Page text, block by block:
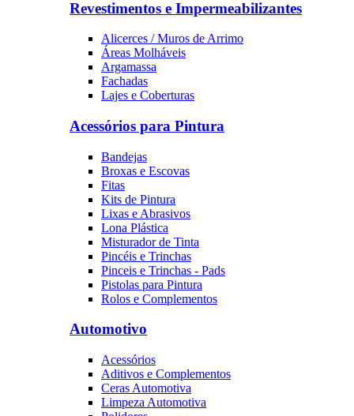
Revestimentos e Impermeabilizantes
Alicerces / Muros de Arrimo
Áreas Molháveis
Argamassa
Fachadas
Lajes e Coberturas
Acessórios para Pintura
Bandejas
Broxas e Escovas
Fitas
Kits de Pintura
Lixas e Abrasivos
Lona Plástica
Misturador de Tinta
Pincéis e Trinchas
Pinceis e Trinchas - Pads
Pistolas para Pintura
Rolos e Complementos
Automotivo
Acessórios
Aditivos e Complementos
Ceras Automotiva
Limpeza Automotiva